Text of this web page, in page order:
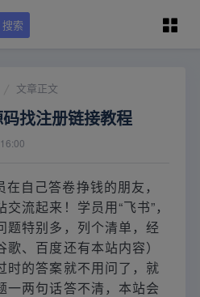
搜索
文章正文
找注册链接教程
自己答卷挣钱的朋友，
流起来！学员用“飞书”，
题特别多，列个清单，经
、百度还有本站内容）
时的答案就不用问了，就
一两句话答不清，本站会